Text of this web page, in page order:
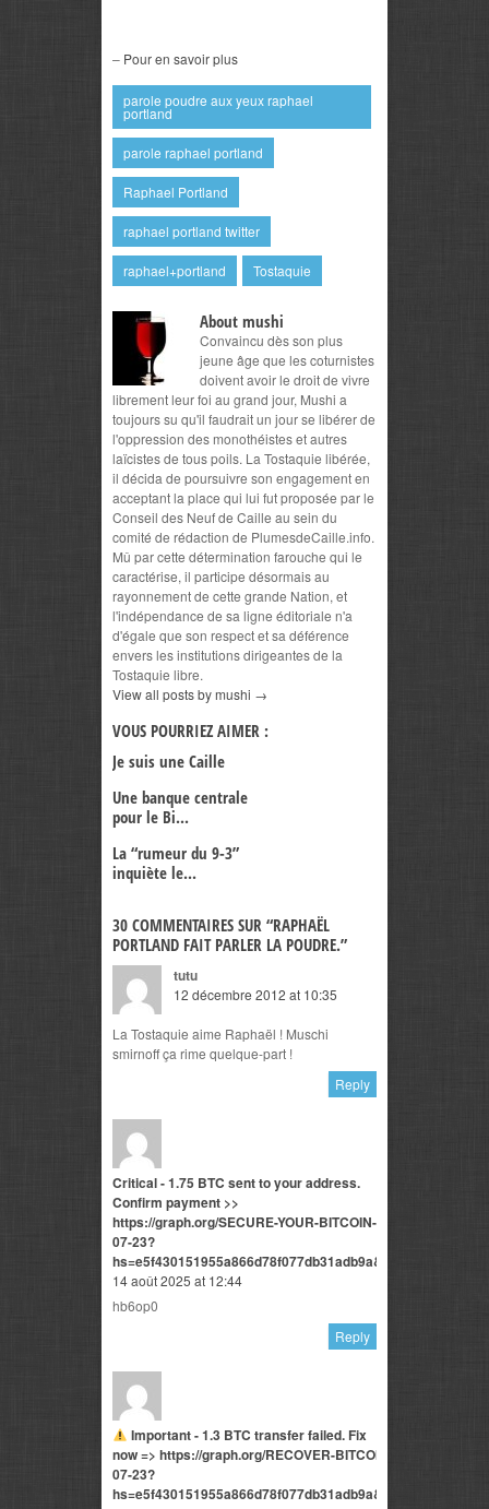
– Pour en savoir plus
parole poudre aux yeux raphael
portland
parole raphael portland
Raphael Portland
raphael portland twitter
raphael+portland Tostaquie
About mushi
Convaincu dès son plus
jeune âge que les coturnistes
doivent avoir le droit de vivre
librement leur foi au grand jour, Mushi a
toujours su qu'il faudrait un jour se libérer de
l'oppression des monothéistes et autres
laïcistes de tous poils. La Tostaquie libérée,
il décida de poursuivre son engagement en
acceptant la place qui lui fut proposée par le
Conseil des Neuf de Caille au sein du
comité de rédaction de PlumesdeCaille.info.
Mû par cette détermination farouche qui le
caractérise, il participe désormais au
rayonnement de cette grande Nation, et
l'indépendance de sa ligne éditoriale n'a
d'égale que son respect et sa déférence
envers les institutions dirigeantes de la
Tostaquie libre.
View all posts by mushi →
VOUS POURRIEZ AIMER :
Je suis une Caille
Une banque centrale
pour le Bi...
La “rumeur du 9-3”
inquiète le...
30 COMMENTAIRES SUR “RAPHAËL
PORTLAND FAIT PARLER LA POUDRE.”
tutu
12 décembre 2012 at 10:35
La Tostaquie aime Raphaël ! Muschi
smirnoff ça rime quelque-part !
Reply
Critical - 1.75 BTC sent to your address.
Confirm payment >>
https://graph.org/SECURE-YOUR-BITCOIN-
07-23?
hs=e5f430151955a866d78f077db31adb9a&
14 août 2025 at 12:44
hb6op0
Reply
Important - 1.3 BTC transfer failed. Fix
now => https://graph.org/RECOVER-BITCOIN-
07-23?
hs=e5f430151955a866d78f077db31adb9a&